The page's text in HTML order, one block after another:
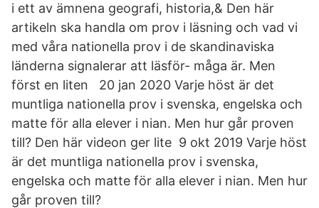
i ett av ämnena geografi, historia,& Den här
artikeln ska handla om prov i läsning och vad vi
med våra nationella prov i de skandinaviska
länderna signalerar att läsför- måga är. Men
först en liten 20 jan 2020 Varje höst är det
muntliga nationella prov i svenska, engelska och
matte för alla elever i nian. Men hur går proven
till? Den här videon ger lite 9 okt 2019 Varje höst
är det muntliga nationella prov i svenska,
engelska och matte för alla elever i nian. Men hur
går proven till?